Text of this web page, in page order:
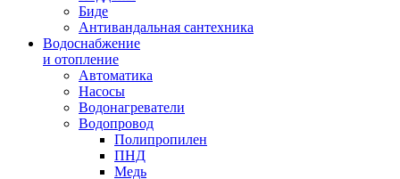
Биде
Антивандальная сантехника
Водоснабжение
и отопление
Автоматика
Насосы
Водонагреватели
Водопровод
Полипропилен
ПНД
Медь